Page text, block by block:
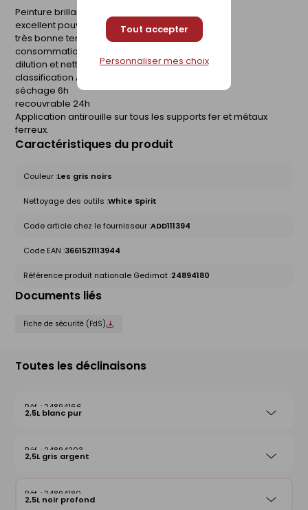
Tout accepter
Personnaliser mes choix
Peinture brillante protège et décore le fer
excellent pouvoir anticorrosion
très bonne tenue à l'extérieur
consommation 8 à 12m2/L
dilution et nettoyage au white spirit
classification AFNOR NFT 36-005
séchage 6h
recouvrable 24h
Application antirouille sur tous les supports fer et métaux
ferreux.
Caractéristiques du produit
Couleur :Les gris noirs
Nettoyage des outils :White Spirit
Code article chez le fournisseur :ADD111394
Code EAN :3661521113944
Référence produit nationale Gedimat :24894180
Documents liés
Fiche de sécurité (FdS)
Toutes les déclinaisons
24894166
2,5L blanc pur
24894203
2,5L gris argent
24894180
2,5L noir profond